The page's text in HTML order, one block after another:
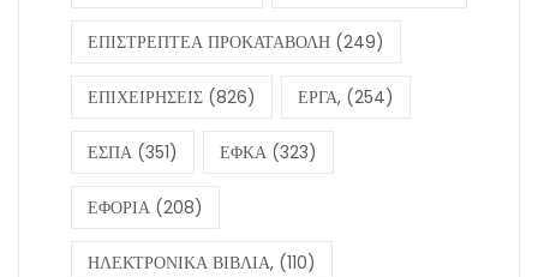
ΕΠΙΣΤΡΕΠΤΕΑ ΠΡΟΚΑΤΑΒΟΛΗ (249)
ΕΠΙΧΕΙΡΗΣΕΙΣ (826) ΕΡΓΑ, (254)
ΕΣΠΑ (351) ΕΦΚΑ (323)
ΕΦΟΡΙΑ (208)
ΗΛΕΚΤΡΟΝΙΚΑ ΒΙΒΛΙΑ, (110)